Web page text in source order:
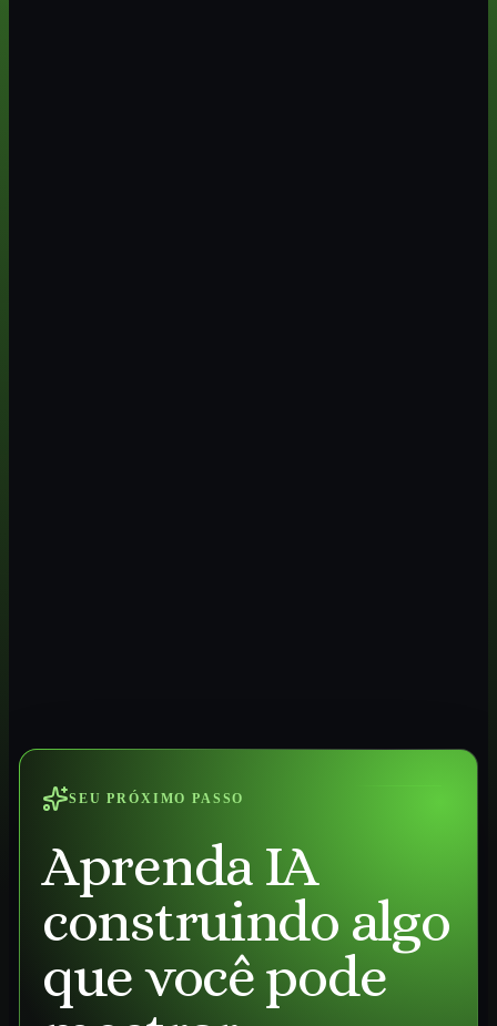
SEU PRÓXIMO PASSO
Aprenda IA
construindo algo
que você pode